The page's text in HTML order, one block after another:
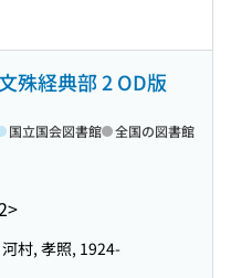
殊経典部 2 OD版
国立国会図書館 全国の図書館
河村, 孝照, 1924-